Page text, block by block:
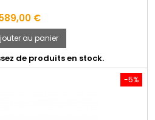
Prix
589,00 €
au panier
de produits en stock.
-5%